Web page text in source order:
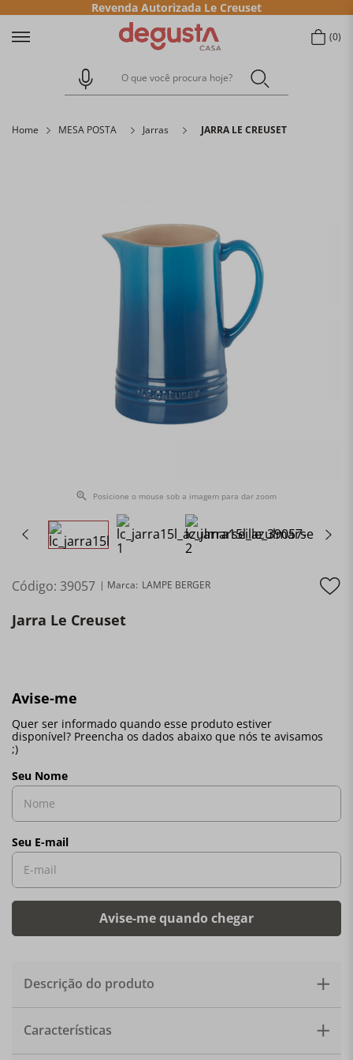
Revenda Autorizada Le Creuset
0
O que você procura hoje?
Home MESA POSTA Jarras JARRA LE CREUSET
Posicione o mouse sob a imagem para dar zoom
Código: 39057 LAMPE BERGER
Jarra Le Creuset
Descrição do produto
Inspirado no design icônico, nossa Jarra 1,5L é uma
opção elegante para servir bebidas quentes ou frias ou
como vaso para flores recém-cortadas. Feitas em
Características